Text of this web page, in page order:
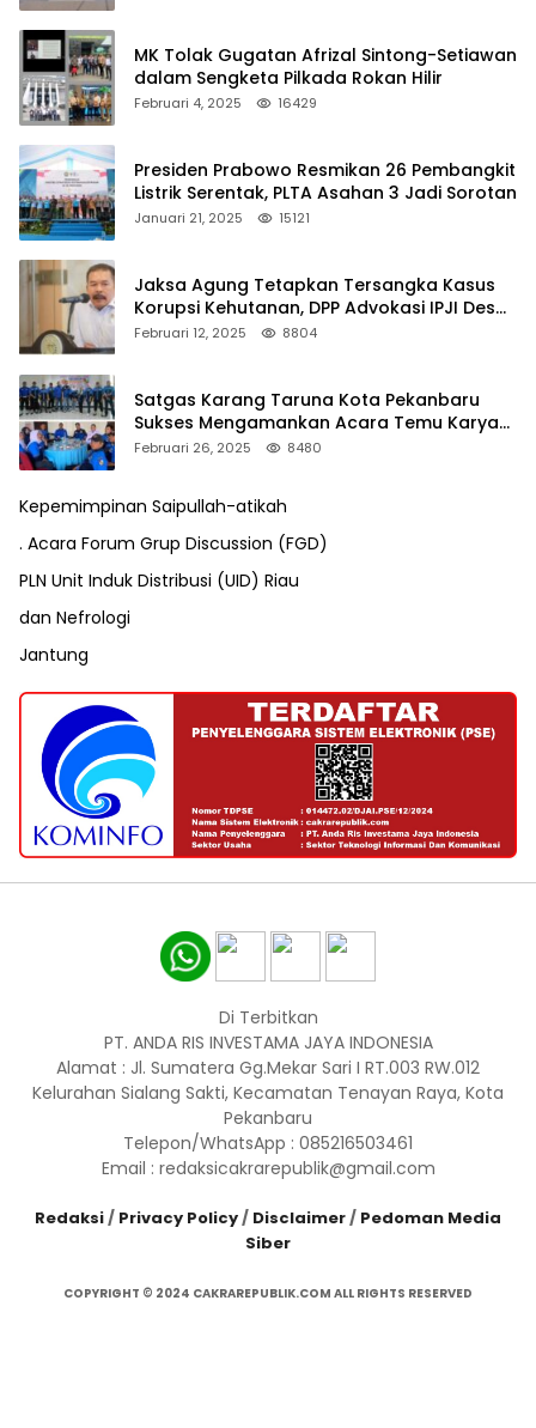
MK Tolak Gugatan Afrizal Sintong-Setiawan
dalam Sengketa Pilkada Rokan Hilir
Februari 4, 2025 16429
Presiden Prabowo Resmikan 26 Pembangkit
Listrik Serentak, PLTA Asahan 3 Jadi Sorotan
Januari 21, 2025 15121
Jaksa Agung Tetapkan Tersangka Kasus
Korupsi Kehutanan, DPP Advokasi IPJI Desak
Pengusutan Pajak RAPP
Februari 12, 2025 8804
Satgas Karang Taruna Kota Pekanbaru
Sukses Mengamankan Acara Temu Karya
VII Karang Taruna Pekanbaru
Februari 26, 2025 8480
Kepemimpinan Saipullah-atikah
. Acara Forum Grup Discussion (FGD)
PLN Unit Induk Distribusi (UID) Riau
dan Nefrologi
Jantung
Di Terbitkan
PT. ANDA RIS INVESTAMA JAYA INDONESIA
Alamat : Jl. Sumatera Gg.Mekar Sari I RT.003 RW.012
Kelurahan Sialang Sakti, Kecamatan Tenayan Raya, Kota
Pekanbaru
Telepon/WhatsApp : 085216503461
Email : redaksicakrarepublik@gmail.com
Redaksi/ Privacy Policy/ Disclaimer/ Pedoman Media
Siber
COPYRIGHT © 2024 CAKRAREPUBLIK.COM ALL RIGHTS RESERVED